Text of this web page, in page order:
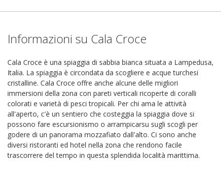
Informazioni su Cala Croce
Cala Croce è una spiaggia di sabbia bianca situata a Lampedusa,
Italia. La spiaggia è circondata da scogliere e acque turchesi
cristalline. Cala Croce offre anche alcune delle migliori
immersioni della zona con pareti verticali ricoperte di coralli
colorati e varietà di pesci tropicali. Per chi ama le attività
all'aperto, c'è un sentiero che costeggia la spiaggia dove si
possono fare escursionismo o arrampicarsu sugli scogli per
godere di un panorama mozzafiato dall'alto. Ci sono anche
diversi ristoranti ed hotel nella zona che rendono facile
trascorrere del tempo in questa splendida località marittima.